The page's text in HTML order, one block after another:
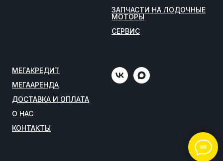
ЗАПЧАСТИ НА ЛОДОЧНЫЕ
МОТОРЫ
СЕРВИС
МЕГАКРЕДИТ
МЕГААРЕНДА
ДОСТАВКА И ОПЛАТА
О НАС
КОНТАКТЫ